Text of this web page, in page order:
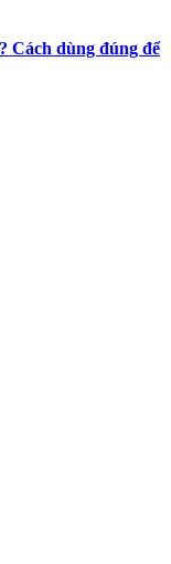
Cách dùng đúng để